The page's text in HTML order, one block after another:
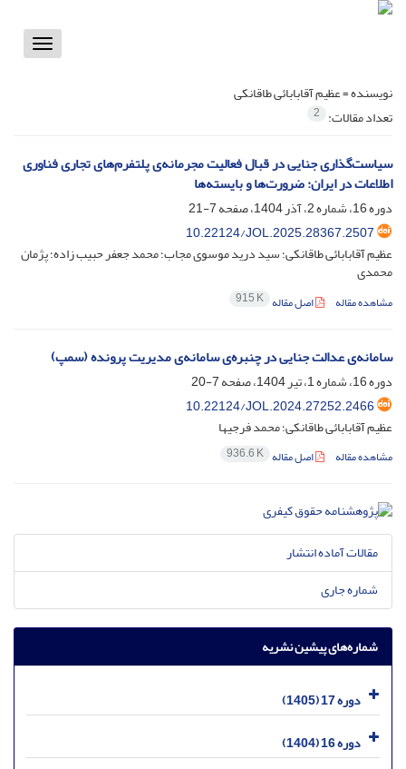
Toggle
نویسنده =عظیم آقابابائی طاقانکی
تعداد مقالات: 2
سیاست‌گذاری جنایی در قبال فعالیت مجرمانه‌ی پلتفرم‌های تجاری فناوری
اطلاعات در ایران: ضرورت‌ها و بایسته‌ها
دوره 16، شماره 2، آذر 1404، صفحه
7-21
10.22124/JOL.2025.28367.2507
عظیم آقابابائی طاقانکی؛ سید درید موسوی مجاب؛ محمد جعفر حبیب زاده؛ پژمان
محمدی
مشاهده مقاله اصل مقاله 915 K
سامانه‌ی عدالت جنایی در چنبره‌ی سامانه‌ی مدیریت پرونده (سمپ)
دوره 16، شماره 1، تیر 1404، صفحه
7-20
10.22124/JOL.2024.27252.2466
عظیم آقابابائی طاقانکی؛ محمد فرجیها
مشاهده مقاله اصل مقاله 936.6 K
مقالات آماده انتشار
شماره جاری
شماره‌های پیشین نشریه
دوره 17 (1405)
دوره 16 (1404)